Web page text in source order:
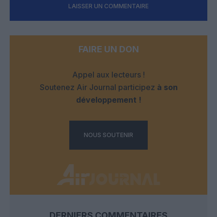
LAISSER UN COMMENTAIRE
FAIRE UN DON
Appel aux lecteurs !
Soutenez Air Journal participez à son
développement !
NOUS SOUTENIR